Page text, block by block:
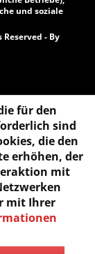
und soziale
- By
für den
sind
die den
erhöhen, der
mit
mit Ihrer